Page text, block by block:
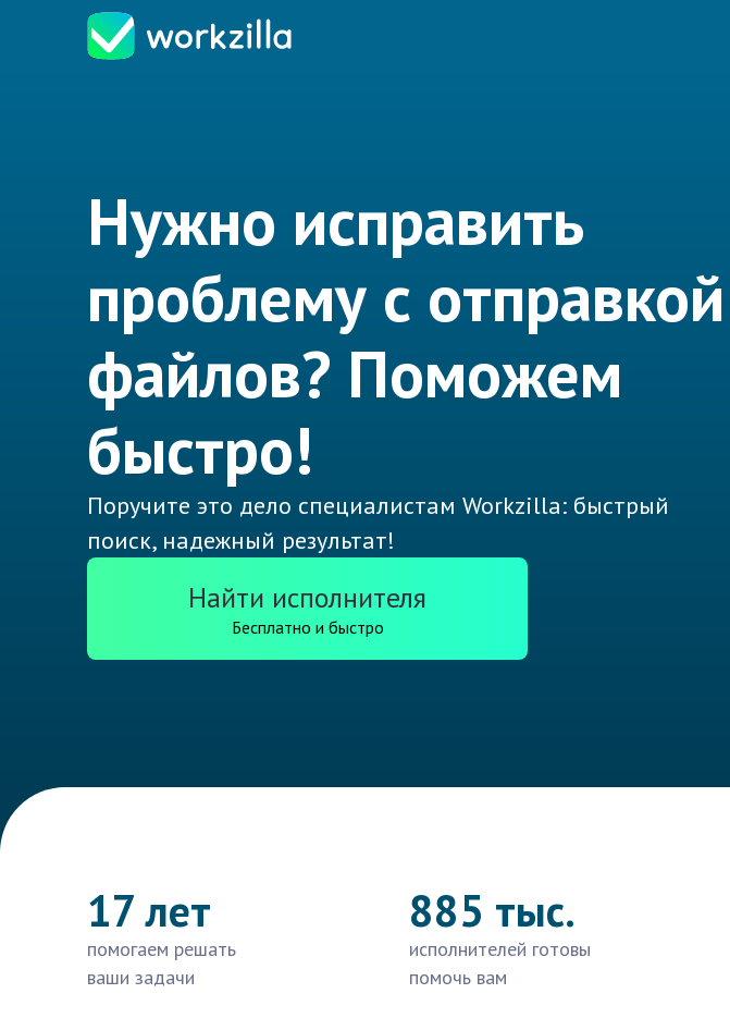
Нужно исправить
проблему с отправкой
файлов? Поможем
быстро!
Поручите это дело специалистам Workzilla: быстрый
поиск, надежный результат!
Найти исполнителя
Бесплатно и быстро
17 лет
помогаем решать
ваши задачи
885 тыс.
исполнителей готовы
помочь вам